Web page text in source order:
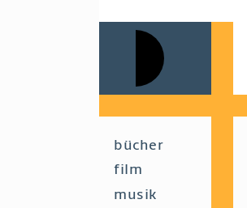
Main
navigation
bücher
film
musik